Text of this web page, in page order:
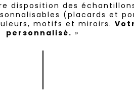
disposition des
(placards et
motifs et miroirs.
personnalisé. »